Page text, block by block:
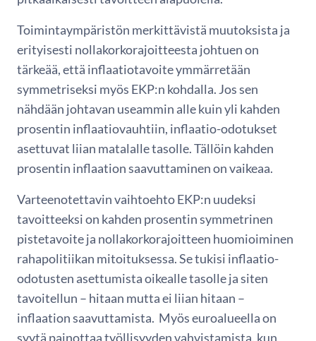
Toimintaympäristön merkittävistä muutoksista ja
erityisesti nollakorkorajoitteesta johtuen on
tärkeää, että inflaatiotavoite ymmärretään
symmetriseksi myös EKP:n kohdalla. Jos sen
nähdään johtavan useammin alle kuin yli kahden
prosentin inflaatiovauhtiin, inflaatio-odotukset
asettuvat liian matalalle tasolle. Tällöin kahden
prosentin inflaation saavuttaminen on vaikeaa.
Varteenotettavin vaihtoehto EKP:n uudeksi
tavoitteeksi on kahden prosentin symmetrinen
pistetavoite ja nollakorkorajoitteen huomioiminen
rahapolitiikan mitoituksessa. Se tukisi inflaatio-
odotusten asettumista oikealle tasolle ja siten
tavoitellun – hitaan mutta ei liian hitaan –
inflaation saavuttamista. Myös euroalueella on
syytä painottaa työllisyyden vahvistamista, kun